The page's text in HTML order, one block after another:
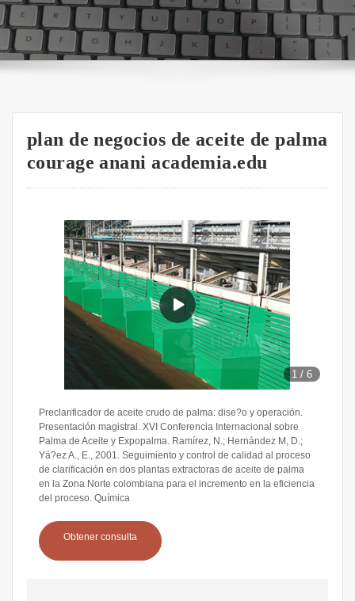
plan de negocios de aceite de palma
courage anani academia.edu
1 /6
Preclarificador de aceite crudo de palma: dise?o y operación.
Presentación magistral. XVI Conferencia Internacional sobre
Palma de Aceite y Expopalma. Ramírez, N.; Hernández M, D.;
Yá?ez A., E., 2001. Seguimiento y control de calidad al proceso
de clarificación en dos plantas extractoras de aceite de palma
en la Zona Norte colombiana para el incremento en la eficiencia
del proceso. Química
Obtener consulta